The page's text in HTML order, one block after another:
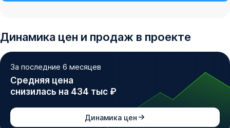
Динамика цен и продаж в проекте
За последние 6 месяцев
Средняя цена
снизилась на 434 тыс ₽
Динамика цен